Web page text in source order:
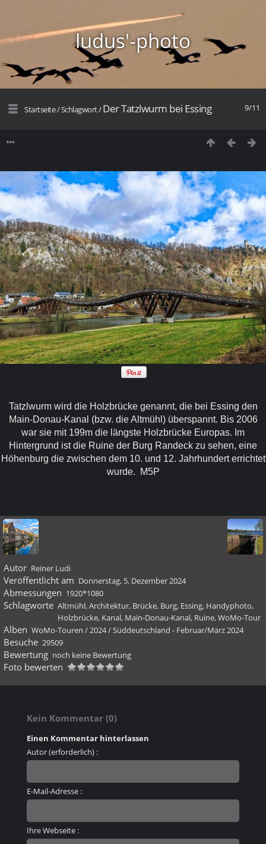
ludus'-photo
9/11
Startseite/Schlagwort/Der Tatzlwurm bei Essing
Tatzlwurm wird die Holzbrücke genannt, die bei Essing den
Main-Donau-Kanal (bzw. die Altmühl) überspannt. Bis 2006
war sie mit 199m die längste Holzbrücke Europas. Im
Hintergrund ist die Ruine der Burg Randeck zu sehen, eine
Höhenburg die zwischen dem 10. und 12. Jahrhundert errichtet
wurde. M5P
Autor Reiner Ludi
Veröffentlicht am Donnerstag, 5. Dezember 2024
Abmessungen 1920*1080
Schlagworte Altmühl,Architektur, Brücke, Burg, Essing, Handyphoto,
Holzbrücke, Kanal, Main-Donau-Kanal, Ruine,WoMo-Tour
Alben WoMo-Touren /2024/Süddeutschland - Februar/März 2024
Besuche 29509
Bewertung noch keine Bewertung
Foto bewerten
Kein Kommentar (0)
Einen Kommentar hinterlassen
Autor (erforderlich) :
E-Mail-Adresse :
Ihre Webseite :